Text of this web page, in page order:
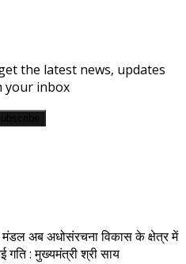
the latest news, updates
your inbox
मंडल अब अधोसंरचना विकास के क्षेत्र में
गति : मुख्यमंत्री श्री साय